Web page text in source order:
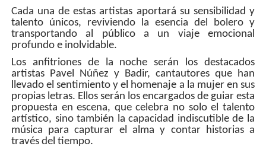
Cada una de estas artistas aportará su sensibilidad y
talento únicos, reviviendo la esencia del bolero y
transportando al público a un viaje emocional
profundo e inolvidable.
Los anfitriones de la noche serán los destacados
artistas Pavel Núñez y Badir, cantautores que han
llevado el sentimiento y el homenaje a la mujer en sus
propias letras. Ellos serán los encargados de guiar esta
propuesta en escena, que celebra no solo el talento
artístico, sino también la capacidad indiscutible de la
música para capturar el alma y contar historias a
través del tiempo.